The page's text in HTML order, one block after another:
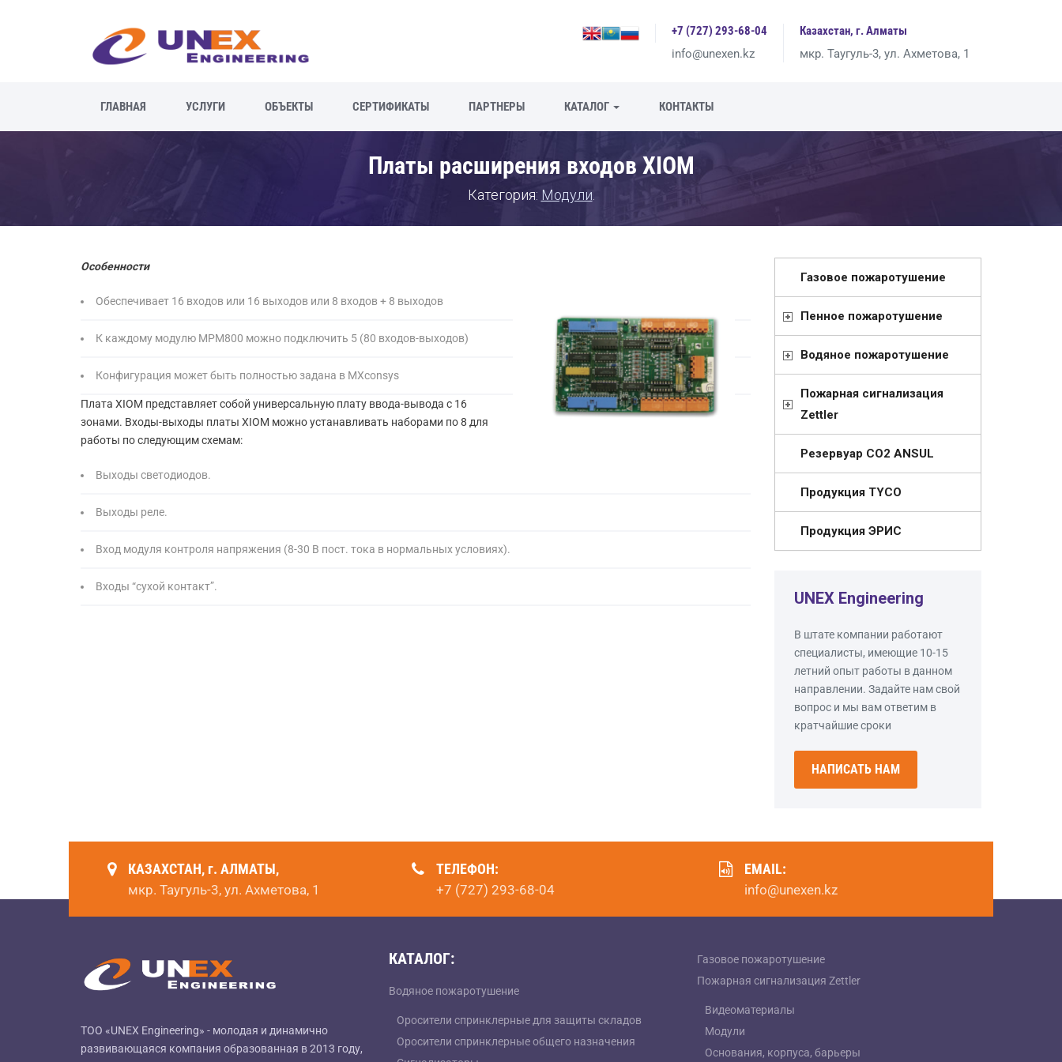
+7 (727) 293-68-04
info@unexen.kz
Казахстан, г. Алматы
мкр. Таугуль-3, ул. Ахметова, 1
ГЛАВНАЯ УСЛУГИ ОБЪЕКТЫ CЕРТИФИКАТЫ ПАРТНЕРЫ КАТАЛОГ КОНТАКТЫ
Платы расширения входов XIOM
Категория: Модули
Особенности
Обеспечивает 16 входов или 16 выходов или 8 входов + 8 выходов
К каждому модулю MPM800 можно подключить 5 (80 входов-выходов)
Конфигурация может быть полностью задана в MXconsys
Плата XIOM представляет собой универсальную плату ввода-вывода с 16
зонами. Входы-выходы платы XIOM можно устанавливать наборами по 8 для
работы по следующимсхемам:
Выходы светодиодов.
Выходы реле.
Вход модуля контроля напряжения (8-30 В пост. тока в нормальных условиях).
Входы “сухой контакт”.
Газовое пожаротушение
Пенное пожаротушение
Водяное пожаротушение
Пожарная сигнализация
Zettler
Резервуар СО2 ANSUL
Продукция TYCO
Продукция ЭРИС
UNEX Engineering
В штате компании работают
специалисты, имеющие 10-15
летний опыт работы в данном
направлении. Задайте нам свой
вопрос и мы вам ответим в
кратчайшие сроки
НАПИСАТЬ НАМ
КАЗАХСТАН, г. АЛМАТЫ,
мкр. Таугуль-3, ул. Ахметова, 1
ТЕЛЕФОН:
+7 (727) 293-68-04
EMAIL:
info@unexen.kz
ТОО «UNEX Engineering» - молодая и динамично
развивающаяся компания образованная в 2013 году,
КАТАЛОГ:
Водяное пожаротушение
Оросители спринклерные для защиты складов
Оросители спринклерные общего назначения
Газовое пожаротушение
Пожарная сигнализация Zettler
Видеоматериалы
Модули
Основания, корпуса, барьеры